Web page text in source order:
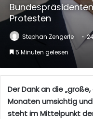
Protesten
Stephan Zengerle
5 Minuten gelesen
Der Dank an die
Monaten umsichtig
steht im Mittelpunkt